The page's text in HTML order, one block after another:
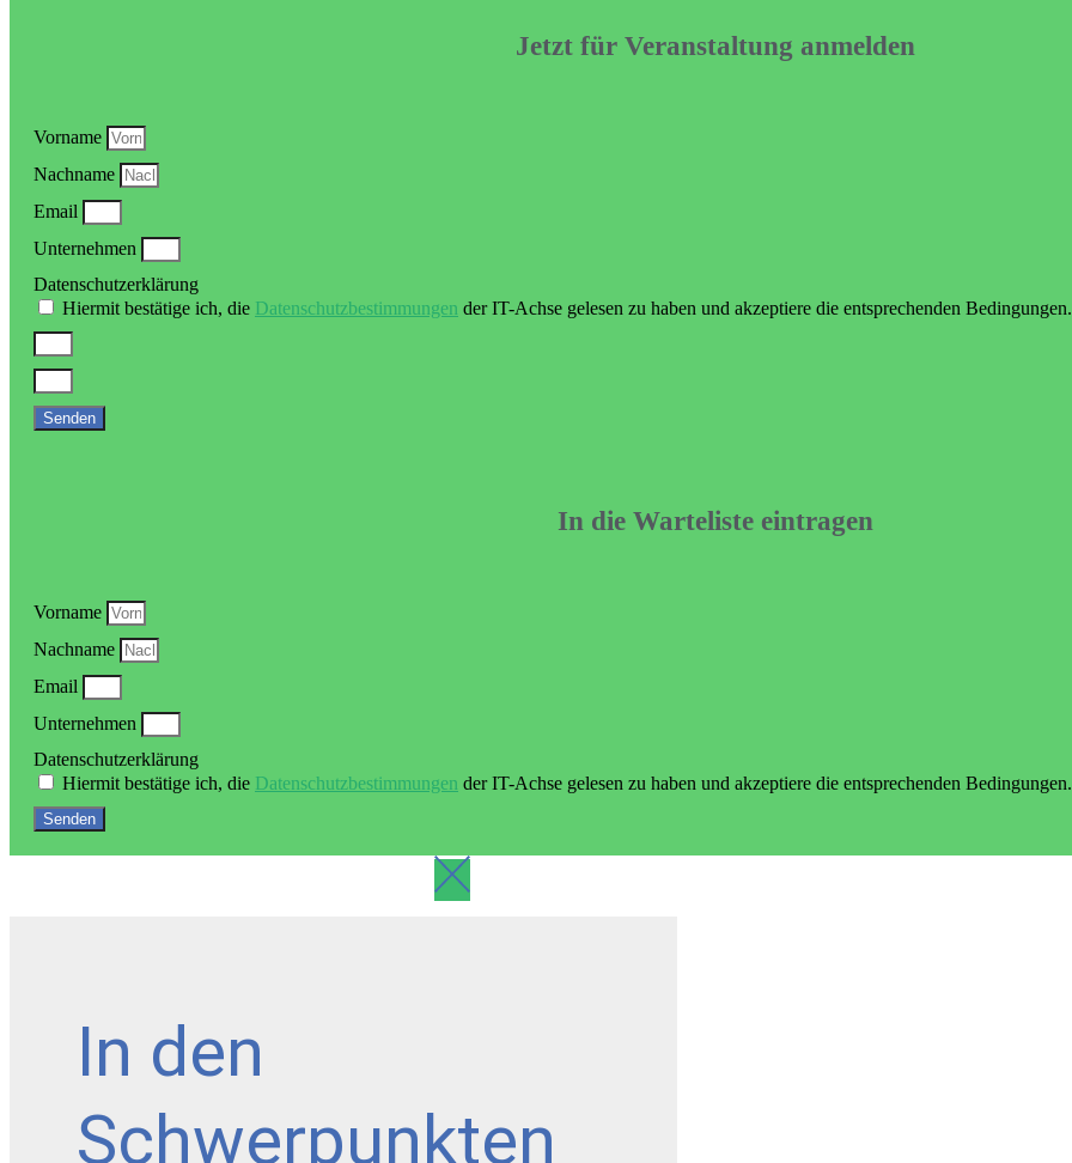
Jetzt für Veranstaltung anmelden
Vorname
Nachname
Email
Unternehmen
Datenschutzerklärung
Hiermit bestätige ich, die Datenschutzbestimmungen der IT-Achse gelesen zu haben und akzeptiere die entsprechenden Bedingungen.
Senden
In die Warteliste eintragen
Vorname
Nachname
Email
Unternehmen
Datenschutzerklärung
Hiermit bestätige ich, die Datenschutzbestimmungen der IT-Achse gelesen zu haben und akzeptiere die entsprechenden Bedingungen.
Senden
In den
Schwerpunkten